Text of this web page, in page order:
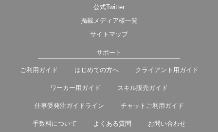
公式Twitter
掲載メディア様一覧
サイトマップ
サポート
ご利用ガイド はじめての方へ クライアント用ガイド
ワーカー用ガイド スキル販売ガイド
仕事受発注ガイドライン チャットご利用ガイド
手数料について よくある質問 お問い合わせ